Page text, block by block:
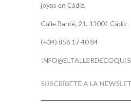
joyas en Cádiz.
Calle Barrié, 21, 11001 Cádiz
(+34) 856 17 40 84
SUSCRÍBETE A LA